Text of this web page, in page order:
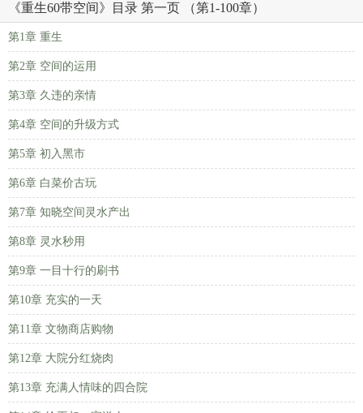
《重生60带空间》目录 第一页 （第1-100章）
第1章 重生
第2章 空间的运用
第3章 久违的亲情
第4章 空间的升级方式
第5章 初入黑市
第6章 白菜价古玩
第7章 知晓空间灵水产出
第8章 灵水秒用
第9章 一目十行的刷书
第10章 充实的一天
第11章 文物商店购物
第12章 大院分红烧肉
第13章 充满人情味的四合院